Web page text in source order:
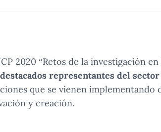
2020 “Retos de la investigación
representantes del
que se vienen implementando
y creación.